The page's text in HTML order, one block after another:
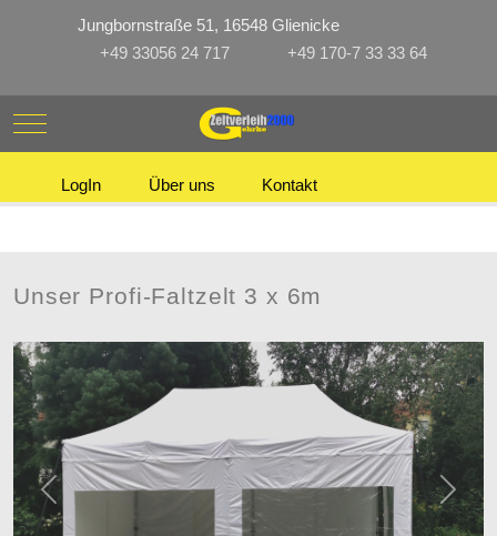
Jungbornstraße 51, 16548 Glienicke
+49 33056 24 717
+49 170-7 33 33 64
Mobile Menu Toggle
LogIn Über uns Kontakt
Unser Profi-Faltzelt 3 x 6m
Zurück Weiter